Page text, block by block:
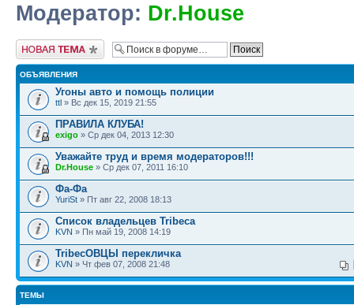
Модератор: Dr.House
Новая тема
ОБЪЯВЛЕНИЯ
Угоны авто и помощь полиции
ttl » Вс дек 15, 2019 21:55
ПРАВИЛА КЛУБА!
exigo » Ср дек 04, 2013 12:30
Уважайте труд и время модераторов!!!
Dr.House » Ср дек 07, 2011 16:10
Фа-Фа
YuriSt » Пт авг 22, 2008 18:13
Список владельцев Tribeca
KVN » Пн май 19, 2008 14:19
TribecОВЦЫ перекличка
KVN » Чт фев 07, 2008 21:48
ТЕМЫ